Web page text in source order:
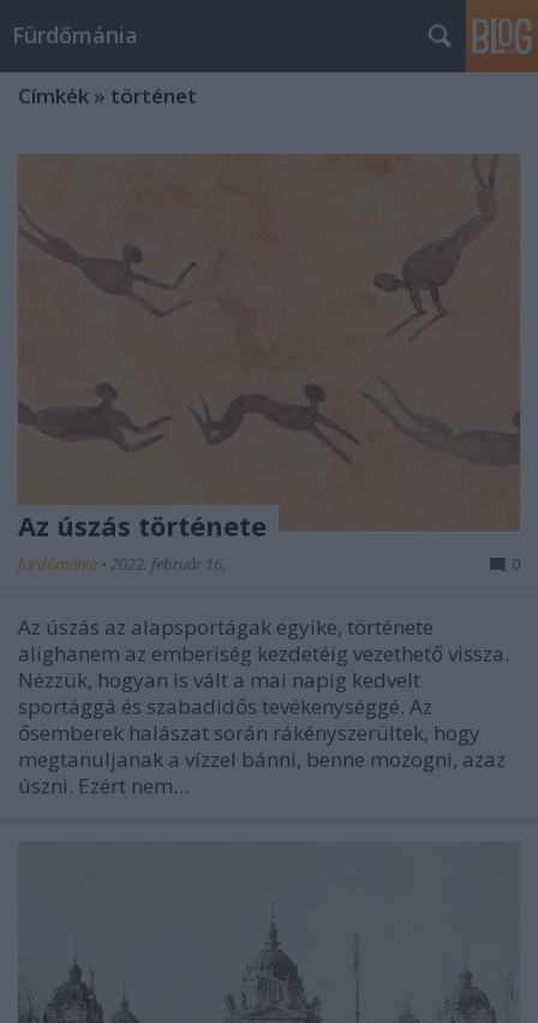
Fürdőmánia
Címkék » történet
Az úszás története
fürdőmánia • 2022. február 16. 0
Az úszás az alapsportágak egyike, története
alighanem az emberiség kezdetéig vezethető vissza.
Nézzük, hogyan is vált a mai napig kedvelt
sportággá és szabadidős tevékenységgé. Az
ősemberek halászat során rákényszerültek, hogy
megtanuljanak a vízzel bánni, benne mozogni, azaz
úszni. Ezért nem…